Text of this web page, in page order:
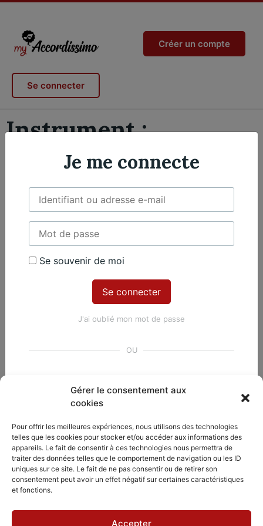
Gérer le consentement aux
cookies
Pour offrir les meilleures expériences, nous utilisons des technologies
telles que les cookies pour stocker et/ou accéder aux informations des
appareils. Le fait de consentir à ces technologies nous permettra de
traiter des données telles que le comportement de navigation ou les ID
uniques sur ce site. Le fait de ne pas consentir ou de retirer son
consentement peut avoir un effet négatif sur certaines caractéristiques
et fonctions.
Accepter
Créer un compte
Se connecter
Instrument :
Violoncelle
Il semble que nous ne trouvions pas ce que vous
DÉCOUVRIR
Les compositeurs
Le répertoire
PARTAGER
Inviter
Feedback
ACCORDISSIMO
Les séjours
musicaux
Accordissimo
L'application
Je me connecte
Se souvenir de moi
J'ai oublié mon mot de passe
Pas encore de compte ? Pas de
problème !
Créer un compte
Tout savoir sur la plateforme My Accordissimo